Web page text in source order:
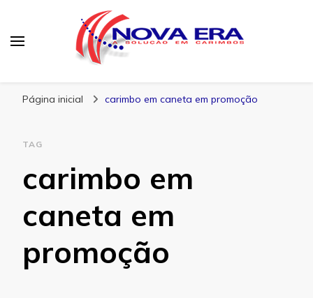
Página inicial carimbo em caneta em promoção
TAG
carimbo em
caneta em
promoção